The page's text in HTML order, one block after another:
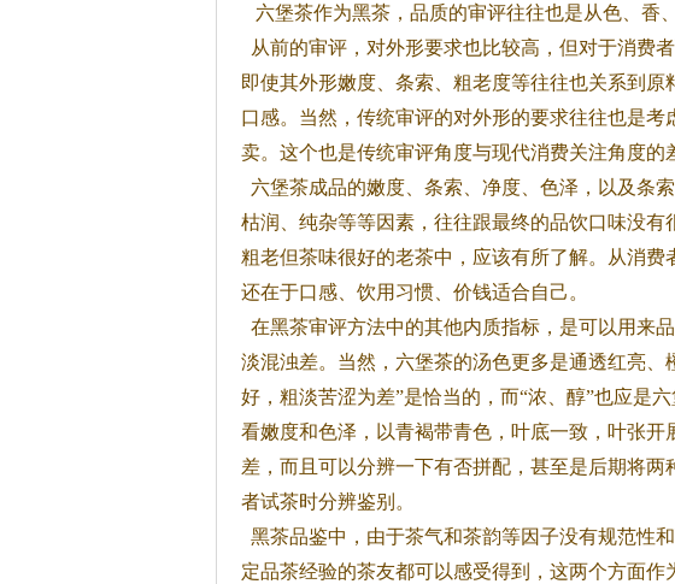
六堡茶作为黑茶，品质的审评往往也是从色、香
从前的审评，对外形要求也比较高，但对于消费
即使其外形嫩度、条索、粗老度等往往也关系到
口感。当然，传统审评的对外形的要求往往也是
卖。这个也是传统审评角度与现代消费关注角度的
六堡茶成品的嫩度、条索、净度、色泽，以及条
枯润、纯杂等等因素，往往跟最终的品饮口味没
粗老但茶味很好的老茶中，应该有所了解。从消费
还在于口感、饮用习惯、价钱适合自己。
在黑茶审评方法中的其他内质指标，是可以用来
淡混浊差。当然，六堡茶的汤色更多是通透红亮、
好，粗淡苦涩为差”是恰当的，而“浓、醇”也应是六
看嫩度和色泽，以青褐带青色，叶底一致，叶张
差，而且可以分辨一下有否拼配，甚至是后期将两
者试茶时分辨鉴别。
黑茶品鉴中，由于茶气和茶韵等因子没有规范性
定品茶经验的茶友都可以感受得到，这两个方面作